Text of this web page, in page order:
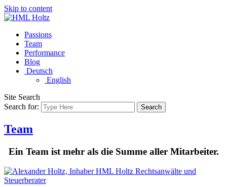
Skip to content
Passions
Team
Performance
Blog
Deutsch
English
Site Search
Search for:
Search
Team
Ein Team ist mehr als die Summe aller Mitarbeiter.